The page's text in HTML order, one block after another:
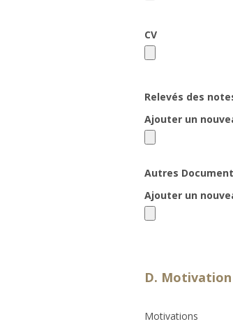
CV
Relevés des
Ajouter un
Autres
Ajouter un
D. Motivation
Motivations